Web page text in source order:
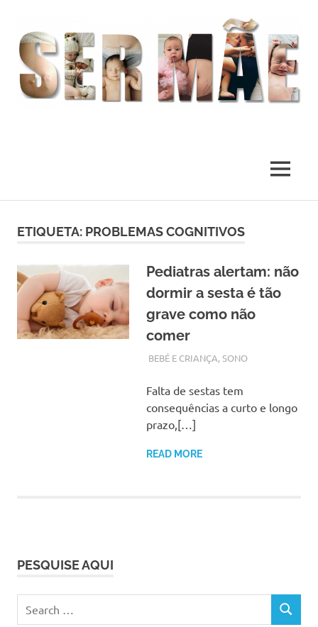
MENU
ETIQUETA: PROBLEMAS COGNITIVOS
Pediatras alertam: não
dormir a sesta é tão
grave como não
comer
SETEMBRO 26, 2017
ADMIN
BEBÉ E CRIANÇA,SONO
Falta de sestas tem
consequências a curto e longo
prazo,[…]
READ MORE
PESQUISE AQUI
for:
SEARCH